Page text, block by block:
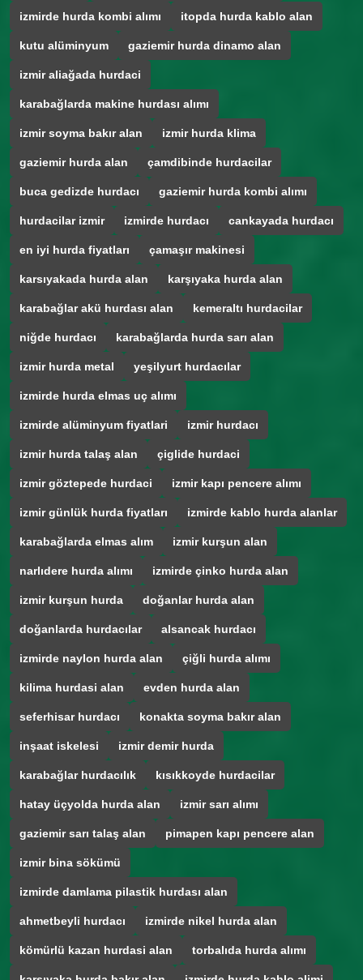
izmirde hurda kombi alımı itopda hurda kablo alan
kutu alüminyum gaziemir hurda dinamo alan
izmir aliağada hurdaci
karabağlarda makine hurdası alımı
izmir soyma bakır alan izmir hurda klima
gaziemir hurda alan çamdibinde hurdacilar
buca gedizde hurdacı gaziemir hurda kombi alımı
hurdacilar izmir izmirde hurdacı cankayada hurdacı
en iyi hurda fiyatları çamaşır makinesi
karsıyakada hurda alan karşıyaka hurda alan
karabağlar akü hurdası alan kemeraltı hurdacilar
niğde hurdacı karabağlarda hurda sarı alan
izmir hurda metal yeşilyurt hurdacılar
izmirde hurda elmas uç alımı
izmirde alüminyum fiyatlari izmir hurdacı
izmir hurda talaş alan çiglide hurdaci
izmir göztepede hurdaci izmir kapı pencere alımı
izmir günlük hurda fiyatları izmirde kablo hurda alanlar
karabağlarda elmas alım izmir kurşun alan
narlıdere hurda alımı izmirde çinko hurda alan
izmir kurşun hurda doğanlar hurda alan
doğanlarda hurdacılar alsancak hurdacı
izmirde naylon hurda alan çiğli hurda alımı
kilima hurdasi alan evden hurda alan
seferhisar hurdacı konakta soyma bakır alan
inşaat iskelesi izmir demir hurda
karabağlar hurdacılık kısıkkoyde hurdacilar
hatay üçyolda hurda alan izmir sarı alımı
gaziemir sarı talaş alan pimapen kapı pencere alan
izmir bina sökümü
izmirde damlama pilastik hurdası alan
ahmetbeyli hurdacı izmirde nikel hurda alan
kömürlü kazan hurdasi alan torbalıda hurda alımı